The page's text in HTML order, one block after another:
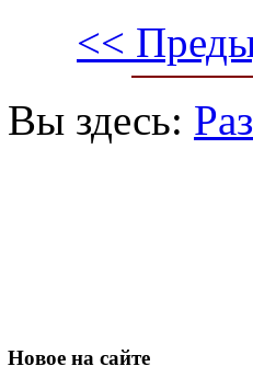
<<
Вы здесь:
Новое на сайте